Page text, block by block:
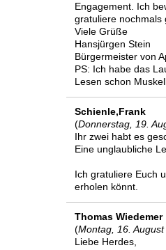
Engagement. Ich
gratuliere nochmals
Viele Grüße
Hansjürgen Stein
Bürgermeister von
PS: Ich habe das
Lesen schon
Schienle,Frank
(Donnerstag, 19.
Ihr zwei habt es
Eine unglaubliche
Ich gratuliere Euch
erholen könnt.
Thomas Wiedemer
(Montag, 16.
Liebe Herdes,